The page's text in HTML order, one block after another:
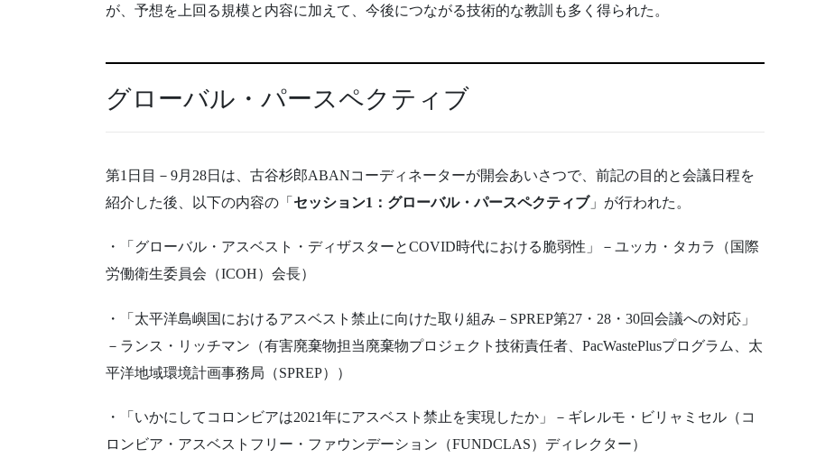
が、予想を上回る規模と内容に加えて、今後につながる技術的な教訓も多く得られた。
グローバル・パースペクティブ
第1日目－9月28日は、古谷杉郎ABANコーディネーターが開会あいさつで、前記の目的と会議日程を
紹介した後、以下の内容の「 セッション1：グローバル・パースペクティブ」が行われた。
・「グローバル・アスベスト・ディザスターとCOVID時代における脆弱性」－ユッカ・タカラ（国際
労働衛生委員会（ICOH）会長）
・「太平洋島嶼国におけるアスベスト禁止に向けた取り組み－SPREP第27・28・30回会議への対応」
－ランス・リッチマン（有害廃棄物担当廃棄物プロジェクト技術責任者、PacWastePlusプログラム、太
平洋地域環境計画事務局（SPREP））
・「いかにしてコロンビアは2021年にアスベスト禁止を実現したか」－ギレルモ・ビリャミセル（コ
ロンビア・アスベストフリー・ファウンデーション（FUNDCLAS）ディレクター）